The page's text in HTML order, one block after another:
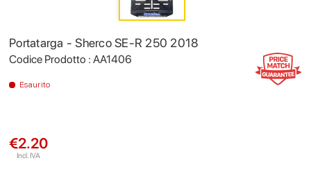
Portatarga - Sherco SE-R 250 2018
Codice Prodotto : AA1406
Esaurito
€2.20
Incl. IVA